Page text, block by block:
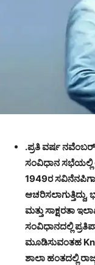
.ಪ್ರತಿ ವರ್ಷ
ಸಂವಿಧಾನ ಸಭೆಯಲ್ಲಿ
1949ರ
ಮತ್ತು ಸಾಕ್ಷರತಾ
ಸಂವಿಧಾನದಲ್ಲಿ
ಮೂಡಿಸುವಂತಹ
ಶಾಲಾ ಹಂತದಲ್ಲಿ